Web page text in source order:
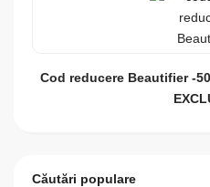
Cod reducere Beautifier -
Căutări populare